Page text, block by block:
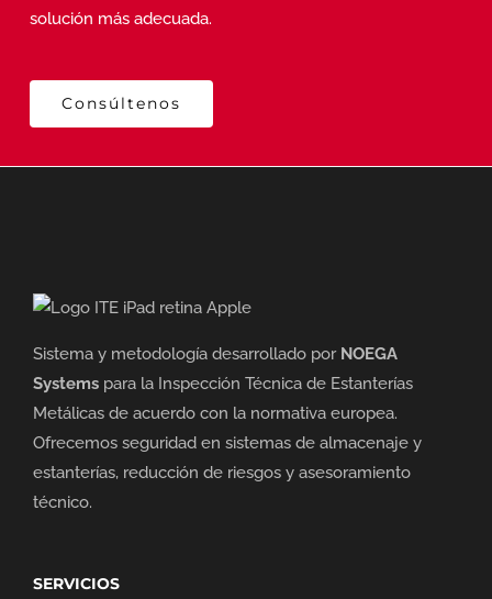
solución más adecuada.
Consúltenos
Sistema y metodología desarrollado por NOEGA
Systems para la Inspección Técnica de Estanterías
Metálicas de acuerdo con la normativa europea.
Ofrecemos seguridad en sistemas de almacenaje y
estanterías, reducción de riesgos y asesoramiento
técnico.
SERVICIOS